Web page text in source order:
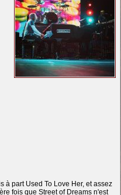
à part Used To Love Her, et assez
fois que Street of Dreams n'est